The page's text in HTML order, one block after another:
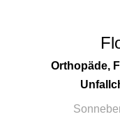
Orthopäde,